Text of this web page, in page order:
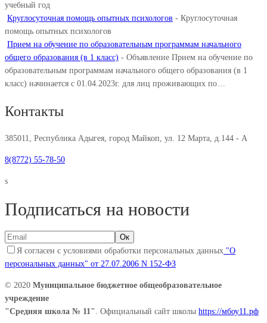
учебный год
Круглосуточная помощь опытных психологов - Круглосуточная
помощь опытных психологов
Прием на обучение по образовательным программам начального
общего образования (в 1 класс) - Объявление Прием на обучение по
образовательным программам начального общего образования (в 1
класс) начинается с 01.04.2023г. для лиц проживающих по…
Контакты
385011, Республика Адыгея, город Майкоп, ул. 12 Марта, д.144 - А
8(8772) 55-78-50
s
Подписаться на новости
Я согласен с условиями обработки персональных данных "О
персональных данных" от 27.07.2006 N 152-ФЗ
© 2020 Муниципальное бюджетное общеобразовательное
учреждение
"Средняя школа № 11" . Официальный сайт школы https://мбоу11.рф